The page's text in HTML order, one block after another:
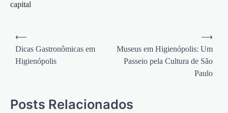
capital
Navegação
de
Post
⟵
Dicas Gastronômicas em
Higienópolis
Museus em Higienópolis: Um
Passeio pela Cultura de São
Paulo
⟶
Posts Relacionados